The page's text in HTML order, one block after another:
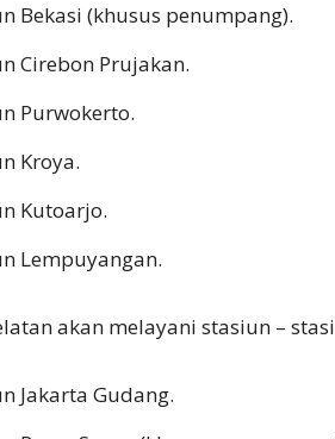
Bekasi (khusus penumpang).
Cirebon Prujakan.
Purwokerto.
Kroya.
Kutoarjo.
Lempuyangan.
akan melayani stasiun –
Jakarta Gudang.